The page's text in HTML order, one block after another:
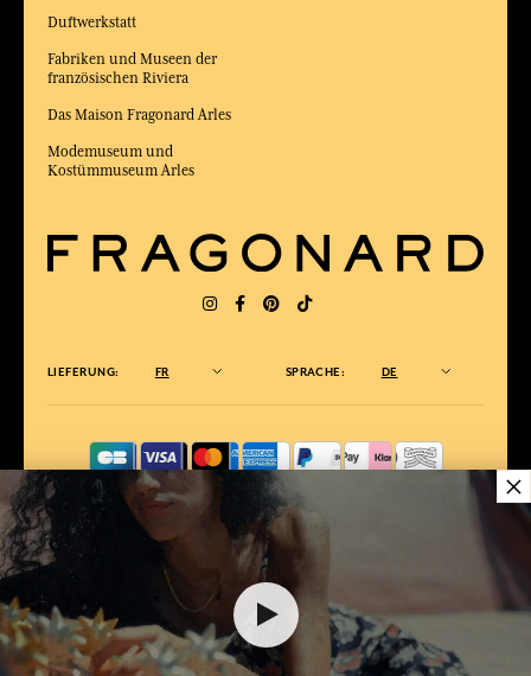
36,00 €
Duftwerkstatt
Fabriken und Museen der
französischen Riviera
Das Maison Fragonard Arles
Modemuseum und
Kostümmuseum Arles
LIEFERUNG: FR SPRACHE: DE
ZUM BESTEN ONLINE-COMMERCE-SITE
2025 vom Magazin Capital gewählt
×